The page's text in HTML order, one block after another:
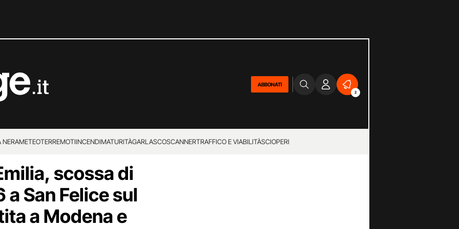
ABBONATI
2
NERAMETEOTERREMOTIINCENDIMATURITÀGARLASCOSCANNERTRAFFICO E VIABILITÀSCIOPERI
scossa di
San Felice sul
a Modena e